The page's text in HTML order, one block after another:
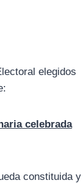
elegidos
celebrada
constituida y